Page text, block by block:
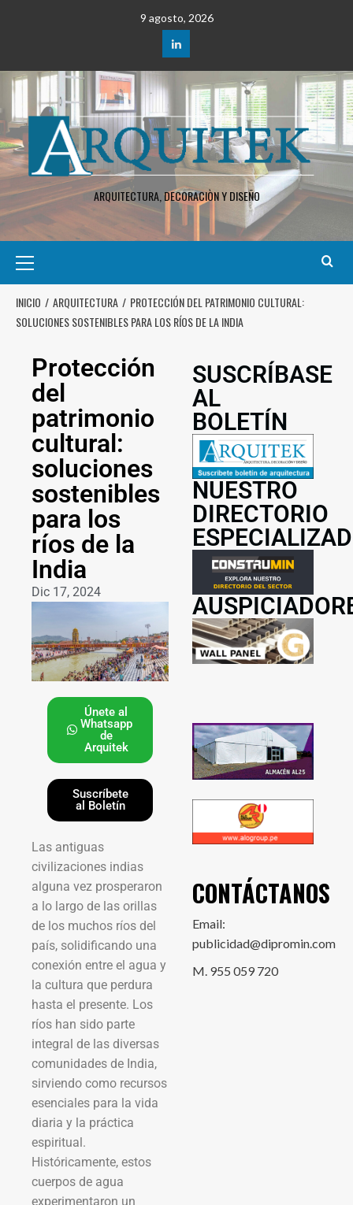
9 agosto, 2026
ARQUITECTURA, DECORACIÒN Y DISEÑO
INICIO ARQUITECTURA
PROTECCIÓN DEL PATRIMONIO CULTURAL:
SOLUCIONES SOSTENIBLES PARA LOS RÍOS DE LA INDIA
Protección
del
patrimonio
cultural:
soluciones
sostenibles
para los
ríos de la
India
Dic 17, 2024
Únete al
Whatsapp
de
Arquitek
Suscríbete
al Boletín
Las antiguas
civilizaciones indias
alguna vez prosperaron
a lo largo de las orillas
de los muchos ríos del
país, solidificando una
conexión entre el agua y
la cultura que perdura
hasta el presente. Los
ríos han sido parte
integral de las diversas
comunidades de India,
sirviendo como recursos
esenciales para la vida
diaria y la práctica
espiritual.
Históricamente, estos
cuerpos de agua
experimentaron un
SUSCRÍBASE
AL
BOLETÍN
NUESTRO
DIRECTORIO
CONTÁCTANOS
Email:
publicidad@dipromin.com
M. 955 059 720